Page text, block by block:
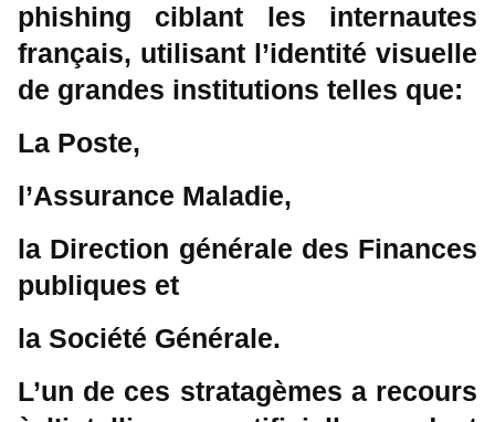
phishing ciblant les internautes
français, utilisant l’identité visuelle
de grandes institutions telles que:
La Poste,
l’Assurance Maladie,
la Direction générale des Finances
publiques et
la Société Générale.
L’un de ces stratagèmes a recours